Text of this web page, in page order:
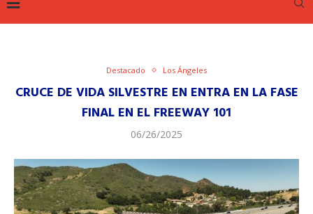
Destacado Los Ángeles
CRUCE DE VIDA SILVESTRE EN ENTRA EN LA FASE
FINAL EN EL FREEWAY 101
06/26/2025